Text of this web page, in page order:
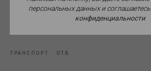
ТРАНСПОРТ ОТБ
персональных данных и соглашаетесь
конфиденциальности